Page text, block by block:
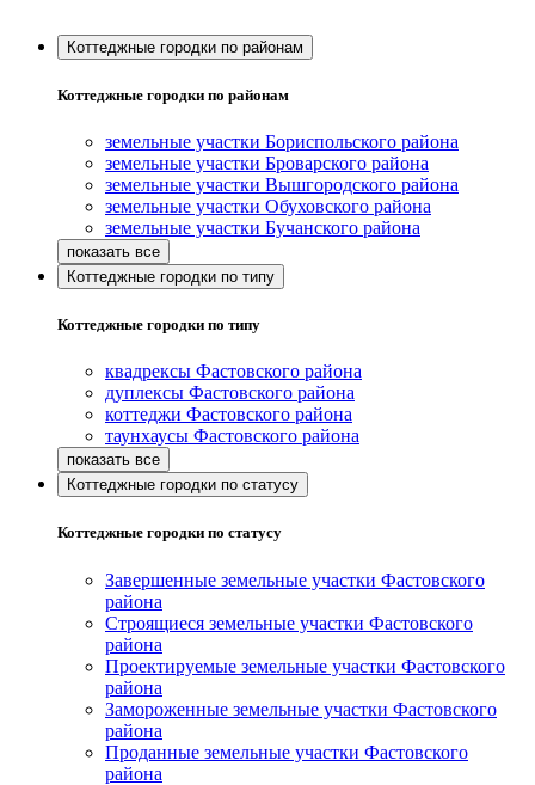
Коттеджные городки по районам
Коттеджные городки по районам
земельные участки Бориспольского района
земельные участки Броварского района
земельные участки Вышгородского района
земельные участки Обуховского района
земельные участки Бучанского района
Коттеджные городки по типу
Коттеджные городки по типу
квадрексы Фастовского района
дуплексы Фастовского района
коттеджи Фастовского района
таунхаусы Фастовского района
Коттеджные городки по статусу
Коттеджные городки по статусу
Завершенные земельные участки Фастовского
района
Строящиеся земельные участки Фастовского
района
Проектируемые земельные участки Фастовского
района
Замороженные земельные участки Фастовского
района
Проданные земельные участки Фастовского
района